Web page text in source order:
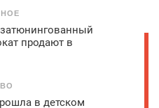
продают в
в детском